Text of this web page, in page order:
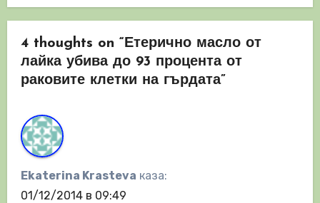
4 thoughts on “Етерично масло от
лайка убива до 93 процента от
раковите клетки на гърдата”
Ekaterina Krasteva каза:
01/12/2014 в 09:49